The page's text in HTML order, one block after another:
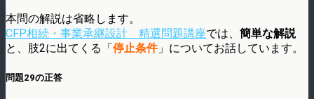
本問の解説は省略します。
CFP相続・事業承継設計 精選問題講座では、 簡単な解説
と、肢2に出てくる「停止条件」についてお話しています。
問題29の正答